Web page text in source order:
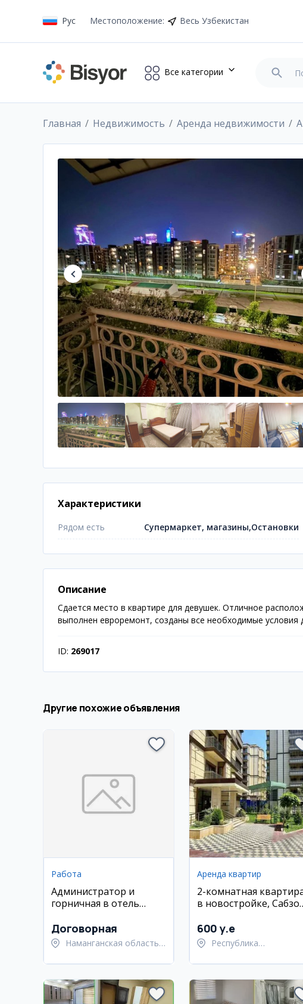
Рус Местоположение: Весь Узбекистан
Все категории
Главная Недвижимость Аренда недвижимости
Характеристики
Рядом есть Супермаркет, магазины,Остановки
Описание
Сдается место в квартире для девушек. Отличное
выполнен евроремонт, созданы все необходимые
ID: 269017
Другие похожие объявления
Работа
Администратор и
горничная в отель
Договорная
Наманганская область,
Аренда квартир
2-комнатная
в новостройке,
Евро Люкс
600 y.e
Республика
Берунийский район